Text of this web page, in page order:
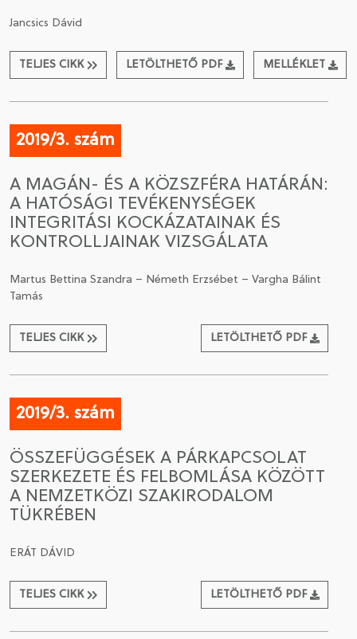
Jancsics Dávid
TELJES CIKK LETÖLTHETŐ PDF MELLÉKLET
2019/3. szám
A MAGÁN- ÉS A KÖZSZFÉRA HATÁRÁN:
A HATÓSÁGI TEVÉKENYSÉGEK
INTEGRITÁSI KOCKÁZATAINAK ÉS
KONTROLLJAINAK VIZSGÁLATA
Martus Bettina Szandra – Németh Erzsébet – Vargha Bálint
Tamás
TELJES CIKK LETÖLTHETŐ PDF
2019/3. szám
ÖSSZEFÜGGÉSEK A PÁRKAPCSOLAT
SZERKEZETE ÉS FELBOMLÁSA KÖZÖTT
A NEMZETKÖZI SZAKIRODALOM
TÜKRÉBEN
ERÁT DÁVID
TELJES CIKK LETÖLTHETŐ PDF